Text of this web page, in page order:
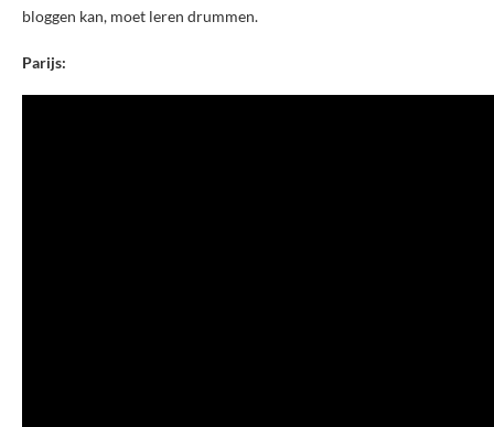
bloggen kan, moet leren drummen.
Parijs: